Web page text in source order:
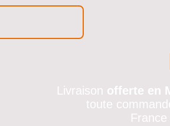
Livraison offerte en
toute